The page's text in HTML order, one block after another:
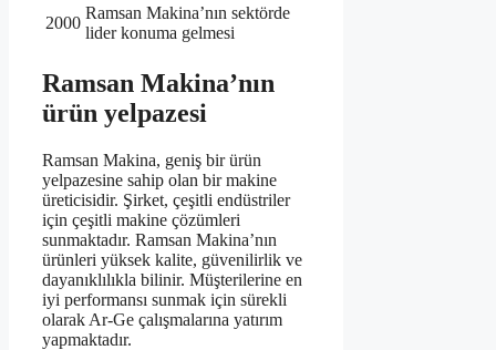
2000
Ramsan Makina’nın sektörde
lider konuma gelmesi
Ramsan Makina’nın
ürün yelpazesi
Ramsan Makina, geniş bir ürün
yelpazesine sahip olan bir makine
üreticisidir. Şirket, çeşitli endüstriler
için çeşitli makine çözümleri
sunmaktadır. Ramsan Makina’nın
ürünleri yüksek kalite, güvenilirlik ve
dayanıklılıkla bilinir. Müşterilerine en
iyi performansı sunmak için sürekli
olarak Ar-Ge çalışmalarına yatırım
yapmaktadır.